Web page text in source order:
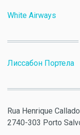
White Airways
Лиссабон Портела
Rua Henrique
2740-303 Porto